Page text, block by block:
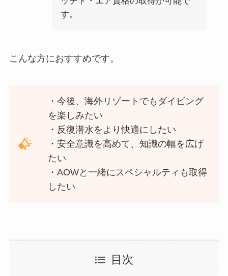
す。
こんな方におすすめです。
・今後、海外リゾートでもダイビング
を楽しみたい
・反復潜水をより快適にしたい
・安全意識を高めて、知識の幅を広げ
たい
・AOWと一緒にスペシャルティも取得
したい
目次